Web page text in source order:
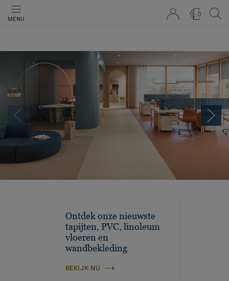
MENU
0
Ontdek onze nieuwste
tapijten, PVC, linoleum
vloeren en
wandbekleding
BEKIJK NU